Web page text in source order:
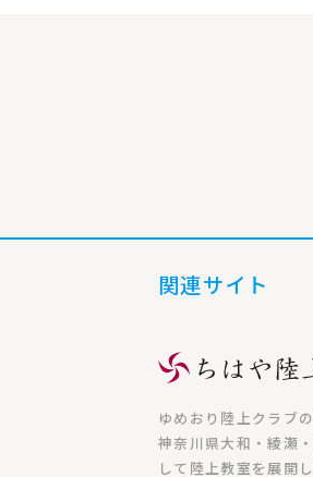
関連サイト
ゆめおり陸上クラブ
神奈川県大和・綾瀬
して陸上教室を展開し